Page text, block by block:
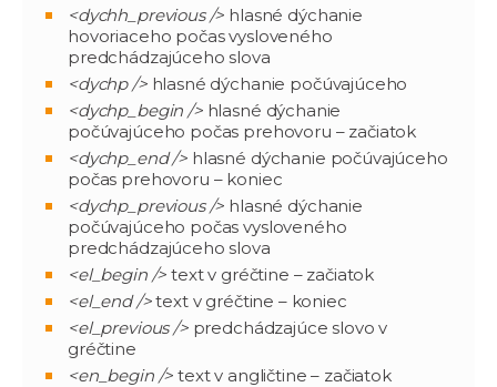
<dychh_previous /> hlasné dýchanie
hovoriaceho počas vysloveného
predchádzajúceho slova
<dychp />hlasné dýchanie počúvajúceho
<dychp_begin />hlasné dýchanie
počúvajúceho počas prehovoru – začiatok
<dychp_end /> hlasné dýchanie počúvajúceho
počas prehovoru – koniec
<dychp_previous /> hlasné dýchanie
počúvajúceho počas vysloveného
predchádzajúceho slova
<el_begin /> text v gréčtine – začiatok
<el_end />text v gréčtine – koniec
<el_previous />predchádzajúce slovo v
gréčtine
<en_begin /> text v angličtine – začiatok